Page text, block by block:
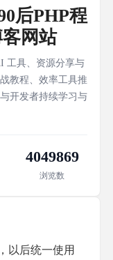
后PHP程
网站
工具、资源分享与
教程、效率工具推
开发者持续学习与
4049869
浏览数
以后统一使用